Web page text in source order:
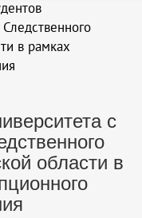
в рамках
с
области в